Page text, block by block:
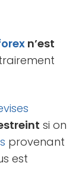
n’est
si on
provenant
est